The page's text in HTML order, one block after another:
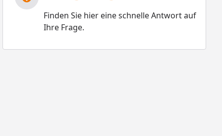
Finden Sie hier eine schnelle Antwort auf
Ihre Frage.